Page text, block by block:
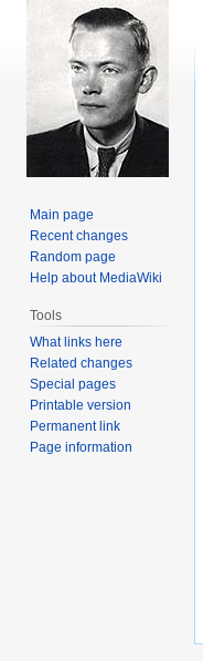
Main page
Recent changes
Random page
Help about MediaWiki
Tools
What links here
Related changes
Special pages
Printable version
Permanent link
Page information